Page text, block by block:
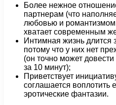
Более нежное
партнерам (что
любовью и
хватает современным
Интимная жизнь длится
потому что у них нет
(он точно может
за 10 минут);
Приветствует
соглашается
эротические фантазии.